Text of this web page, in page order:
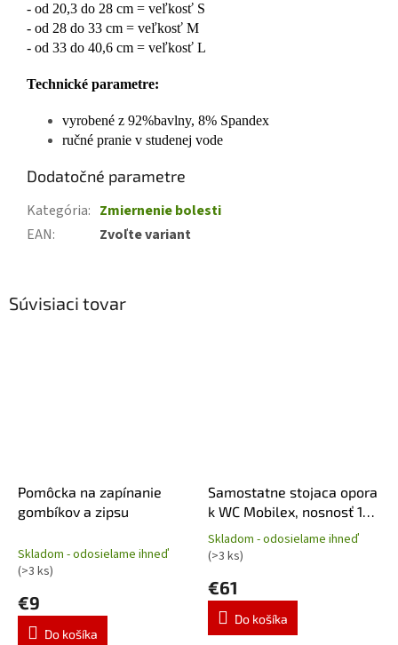
Súvisiaci tovar
Pomôcka na zapínanie
gombíkov a zipsu
Skladom - odosielame ihneď
(>3 ks)
€9
Do košíka
Samostatne stojaca opora
k WC Mobilex, nosnosť 150
kg
Priemerné
hodnotenie
produktu
je
4,4
z
Skladom - odosielame ihneď
(>3 ks)
€61
Do košíka
- od 20,3 do 28 cm = veľkosť S
- od 28 do 33 cm = veľkosť M
- od 33 do 40,6 cm = veľkosť L
Technické parametre:
vyrobené z 92%bavlny, 8% Spandex
ručné pranie v studenej vode
Dodatočné parametre
Kategória: Zmiernenie bolesti
EAN: Zvoľte variant